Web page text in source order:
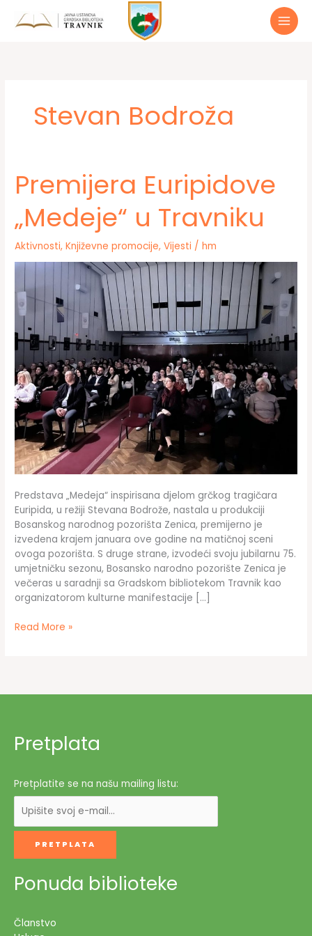
Stevan Bodroža
Premijera Euripidove
„Medeje“ u Travniku
Aktivnosti,Književne promocije,Vijesti /hm
Predstava „Medeja“ inspirisana djelom grčkog tragičara
Euripida, u režiji Stevana Bodrože, nastala u produkciji
Bosanskog narodnog pozorišta Zenica, premijerno je
izvedena krajem januara ove godine na matičnoj sceni
ovoga pozorišta. S druge strane, izvodeći svoju jubilarnu 75.
umjetničku sezonu, Bosansko narodno pozorište Zenica je
večeras u saradnji sa Gradskom bibliotekom Travnik kao
organizatorom kulturne manifestacije […]
Premijera
Read More »
Pretplata
Pretplatite se na našu mailing listu:
Ponuda biblioteke
Članstvo